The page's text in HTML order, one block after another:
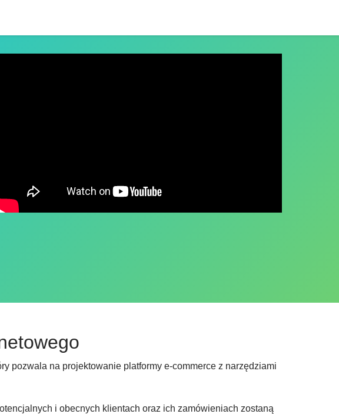
pozwala na projektowanie platformy e-commerce z narzędziami
i obecnych klientach oraz ich zamówieniach zostaną